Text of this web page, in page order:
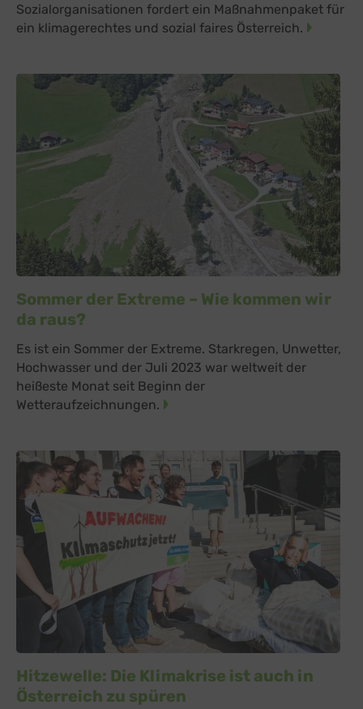
Sozialorganisationen fordert ein Maßnahmenpaket für
ein klimagerechtes und sozial faires Österreich.
Sommer der Extreme – Wie kommen wir
da raus?
Es ist ein Sommer der Extreme. Starkregen, Unwetter,
Hochwasser und der Juli 2023 war weltweit der
heißeste Monat seit Beginn der
Wetteraufzeichnungen.
Hitzewelle: Die Klimakrise ist auch in
Österreich zu spüren